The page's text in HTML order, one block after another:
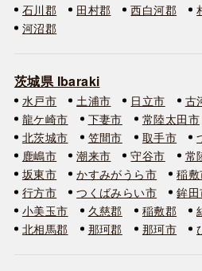
石川郡
田村郡 西白河郡
河沼郡
茨城県 Ibaraki
水戸市 土浦市 日立市 古
龍ケ崎市
下妻市 常陸太田市
北茨城市
笠間市 取手市
鹿嶋市
潮来市 守谷市 常
坂東市
かすみがうら市 稲
行方市
つくばみらい市 鉾
小美玉市
久慈郡 稲敷郡
北相馬郡
那珂郡 那珂市